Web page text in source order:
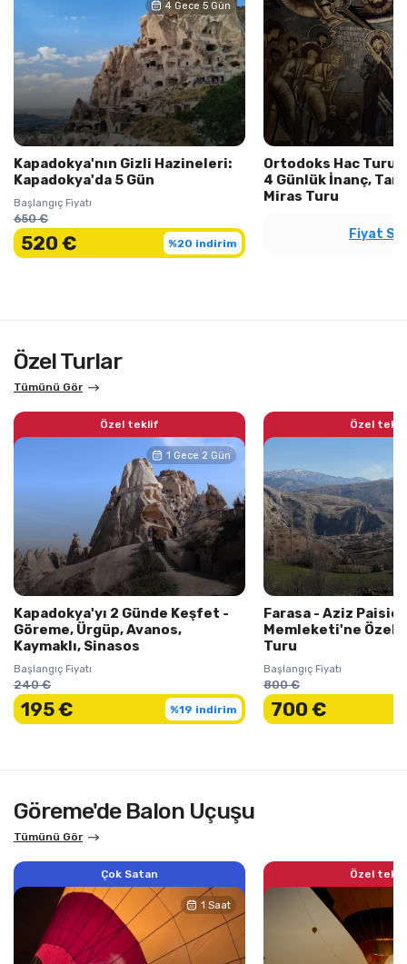
4 Gece 5 Gün
Kapadokya'nın Gizli Hazineleri:
Kapadokya'da 5 Gün
Başlangıç Fiyatı
650 €
520 € %20 indirim
Ortodoks Hac Turu
4 Günlük İnanç,
Miras Turu
Fiyat
Özel Turlar
Tümünü Gör
Özel teklif
1 Gece 2 Gün
Kapadokya'yı 2 Günde Keşfet -
Göreme, Ürgüp, Avanos,
Kaymaklı, Sinasos
Başlangıç Fiyatı
240 €
195 € %19 indirim
Özel
Farasa - Aziz
Memleketi'ne Özel
Turu
Başlangıç Fiyatı
800 €
700 €
Göreme'de Balon Uçuşu
Tümünü Gör
Çok Satan
1 Saat
Özel